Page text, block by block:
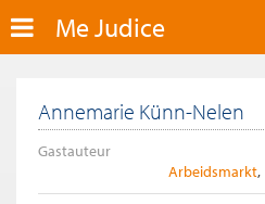
Me Judice
Annemarie Künn-Nelen
Gastauteur
Arbeidsmarkt